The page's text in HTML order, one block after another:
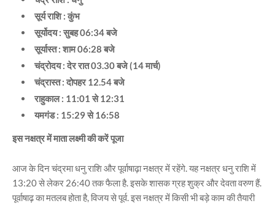
सूर्य राशि : कुंभ
सूर्योदय : सुबह 06:34 बजे
सूर्यास्त : शाम 06:28 बजे
चंद्रोदय : देर रात 03.30 बजे (14 मार्च)
चंद्रास्त : दोपहर 12.54 बजे
राहुकाल : 11:01 से 12:31
यमगंड : 15:29 से 16:58
इस नक्षत्र में माता लक्ष्मी की करें पूजा
आज के दिन चंद्रमा धनु राशि और पूर्वाषाढ़ा नक्षत्र में रहेंगे. यह नक्षत्र धनु राशि में
13:20 से लेकर 26:40 तक फैला है. इसके शासक ग्रह शुक्र और देवता वरुण हैं.
पूर्वाषाढ़ का मतलब होता है, विजय से पूर्व. इस नक्षत्र में किसी भी बड़े काम की तैयारी